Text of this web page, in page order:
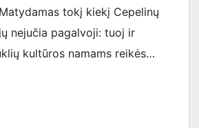
tokį kiekį Cepelinų
nejučia pagalvoji: tuoj ir
kultūros namams reikės…